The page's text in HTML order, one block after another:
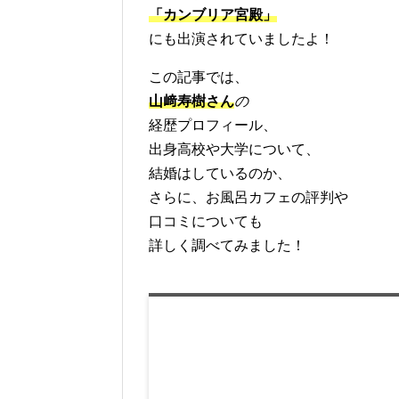
「カンブリア宮殿」
にも出演されていましたよ！
この記事では、
山﨑寿樹さんの
経歴プロフィール、
出身高校や大学について、
結婚はしているのか、
さらに、お風呂カフェの評判や
口コミについても
詳しく調べてみました！